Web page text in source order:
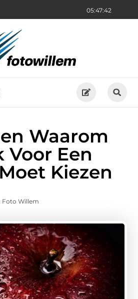
05:47:44
Waarom
Voor Een
Kiezen
Foto Willem